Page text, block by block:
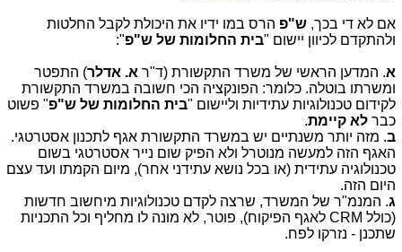
אם לא די בכך, ש"פהרס במו ידיו את היכולת לקבל החלטות
ולהתקדם לכיוון יישום "בית החלומות של ש"פ":
א. המדען הראשי של משרד התקשורת (ד"ר א. אדלר) התפטר
ומשרתו בוטלה. כלומר: הפונקציה הכי חשובה במשרד התקשורת
לקידום טכנולוגיות עתידיות וליישום "בית החלומות של ש"פ" פשוט
כבר לא קיימת.
ב. מזה יותר משנתיים יש במשרד התקשורת אגף לתכנון אסטרטגי.
האגף הזה למעשה מנוטרל ולא הפיק שום נייר אסטרטגי בשום
טכנולוגיה עתידית (או בכל נושא עתידני אחר), מיום הקמתו ועד עצם
היום הזה.
ג. המנמ"ר של המשרד, שרצה לקדם טכנולוגיות מיחשוב חדשות
(כולל CRMלאגף הפיקוח), פוטר, לא מונה לו מחליף וכל התכניות
שתכנן - נזרקו לפח.